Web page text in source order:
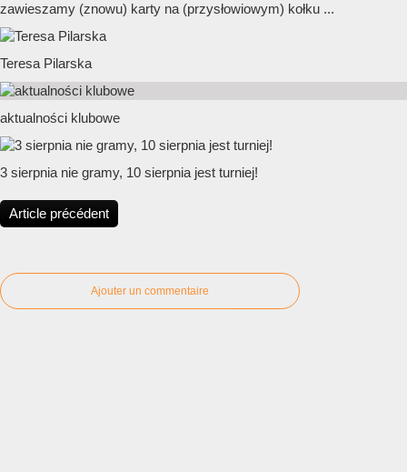
zawieszamy (znowu) karty na (przysłowiowym) kołku ...
Teresa Pilarska
aktualności klubowe
3 sierpnia nie gramy, 10 sierpnia jest turniej!
Article précédent
Ajouter un commentaire